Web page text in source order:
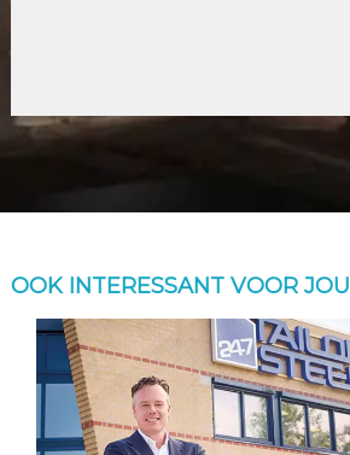
OOK INTERESSANT VOOR JOU